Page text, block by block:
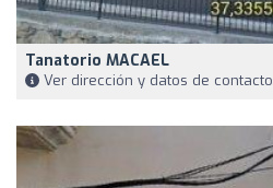
Tanatorio MACAEL
Ver dirección y datos de contacto